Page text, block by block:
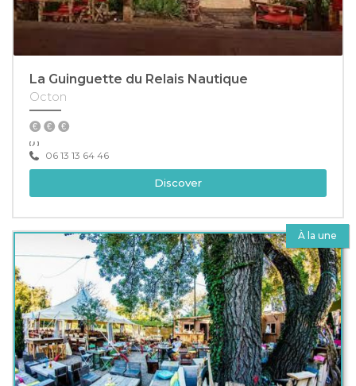
La Guinguette du Relais Nautique
Octon
06 13 13 64 46
Discover
À la une